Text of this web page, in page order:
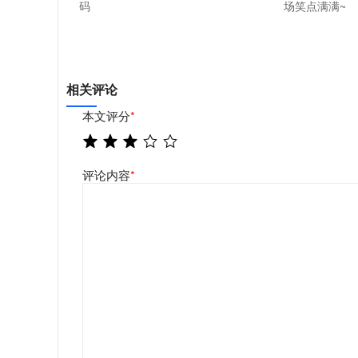
码 场笑点满满~
相关评论
本文评分*
评论内容*